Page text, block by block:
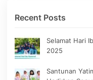
Recent Posts
Selamat Hari
2025
Santunan